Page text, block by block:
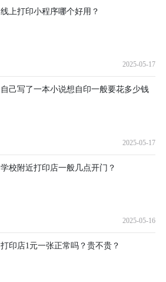
线上打印小程序哪个好用？
2025-05-17
自己写了一本小说想自印一般要花多少钱
2025-05-17
学校附近打印店一般几点开门？
2025-05-16
打印店1元一张正常吗？贵不贵？